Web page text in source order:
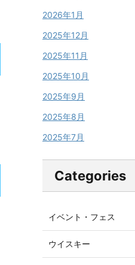
2026年1月
2025年12月
2025年11月
2025年10月
2025年9月
2025年8月
2025年7月
Categories
イベント・フェス
ウイスキー